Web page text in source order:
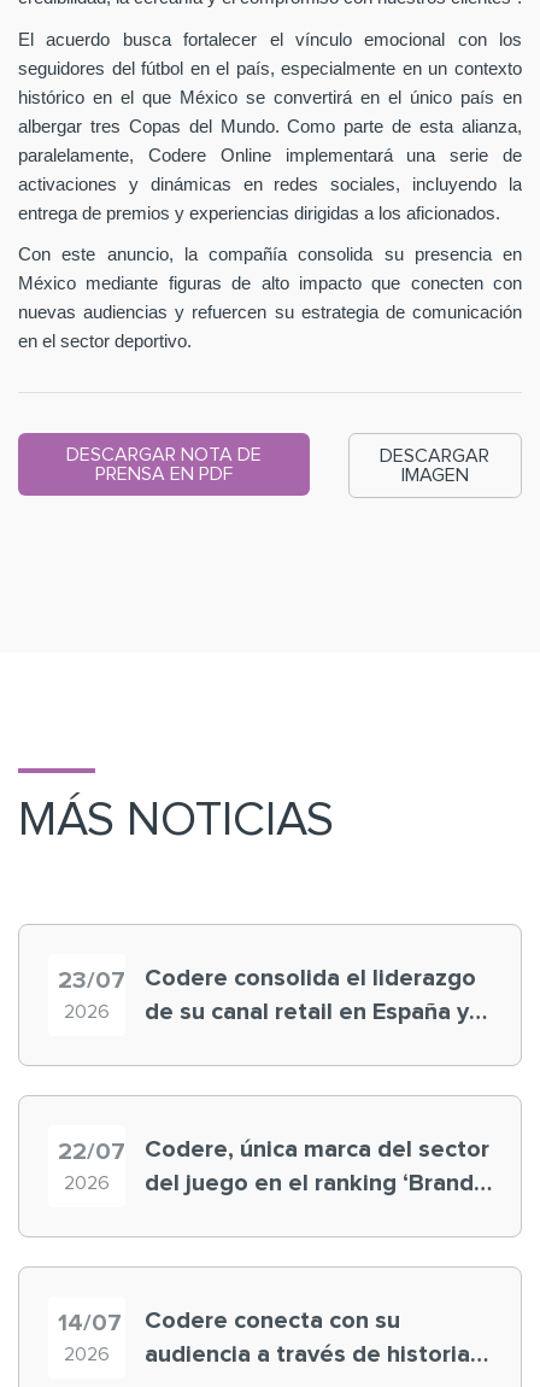
El acuerdo busca fortalecer el vínculo emocional con los
seguidores del fútbol en el país, especialmente en un contexto
histórico en el que México se convertirá en el único país en
albergar tres Copas del Mundo. Como parte de esta alianza,
paralelamente, Codere Online implementará una serie de
activaciones y dinámicas en redes sociales, incluyendo la
entrega de premios y experiencias dirigidas a los aficionados.
Con este anuncio, la compañía consolida su presencia en
México mediante figuras de alto impacto que conecten con
nuevas audiencias y refuercen su estrategia de comunicación
en el sector deportivo.
DESCARGAR NOTA DE
PRENSA EN PDF
DESCARGAR
IMAGEN
MÁS NOTICIAS
23/07
2026
Codere consolida el liderazgo
de su canal retail en España y
22/07
2026
Codere, única marca del sector
del juego en el ranking ‘Brand
14/07
2026
Codere conecta con su
audiencia a través de historias